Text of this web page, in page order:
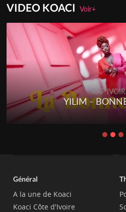
VIDEO KOACIVoir+
RAP
YILIM -
Général
A la une de Koaci
Koaci Côte d'Ivoire